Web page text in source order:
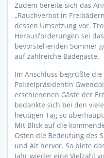
Zudem bereite sich das
„Rauchverbot in
dessen Umsetzung vor.
Herausforderungen sei
bevorstehenden Sommer
auf zahlreiche Badegäste.
Im Anschluss begrüßte
Polizeipräsidentin
erschienenen Gäste der
bedankte sich bei den
heutigen Tag so
Mit Blick auf die
Osten die Bedeutung des
und Alt hervor. So biete
Jahr wieder eine Vielzahl